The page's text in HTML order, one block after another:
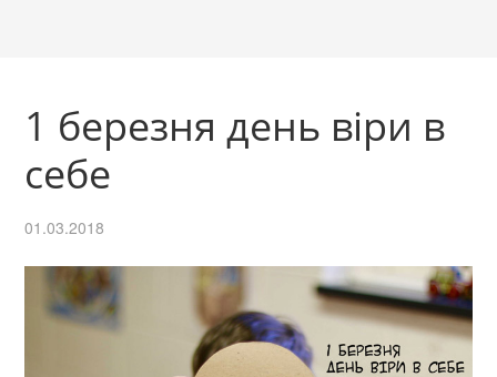
1 березня день віри в
себе
01.03.2018